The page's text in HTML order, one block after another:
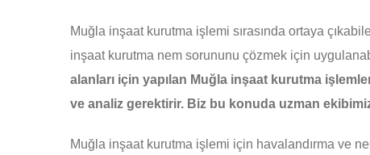
Muğla inşaat kurutma işlemi sırasında ortaya
inşaat kurutma nem sorununu çözmek için
alanları için yapılan Muğla inşaat kurutma
ve analiz gerektirir. Biz bu konuda uzman
Muğla inşaat kurutma işlemi için havalandırma ve